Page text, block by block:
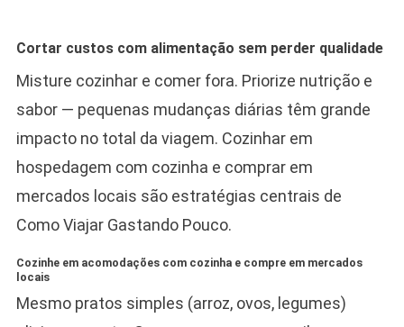
Cortar custos com alimentação sem perder qualidade
Misture cozinhar e comer fora. Priorize nutrição e
sabor — pequenas mudanças diárias têm grande
impacto no total da viagem. Cozinhar em
hospedagem com cozinha e comprar em
mercados locais são estratégias centrais de
Como Viajar Gastando Pouco.
Cozinhe em acomodações com cozinha e compre em mercados
locais
Mesmo pratos simples (arroz, ovos, legumes)